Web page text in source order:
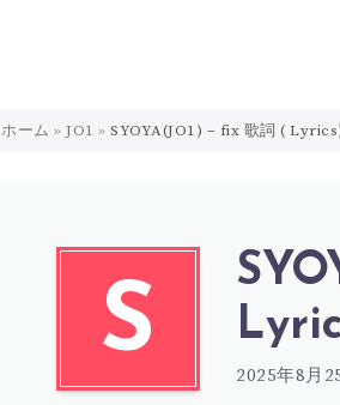
ホーム » JO1 » SYOYA(JO1) – fix 歌詞 (
S
2025年8月